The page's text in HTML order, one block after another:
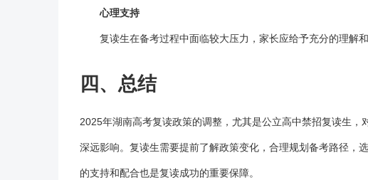
心理支持
复读生在备考过程中面临较大压力，家长应给予充分的理解
四、总结
2025年湖南高考复读政策的调整，尤其是公立高中禁招复读生，
深远影响。复读生需要提前了解政策变化，合理规划备考路径，
的支持和配合也是复读成功的重要保障。